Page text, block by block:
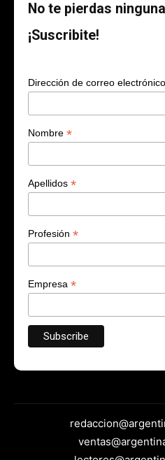
No te pierdas
¡Suscribite!
Dirección de correo electrónico
Nombre *
Apellidos *
Profesión *
Empresa *